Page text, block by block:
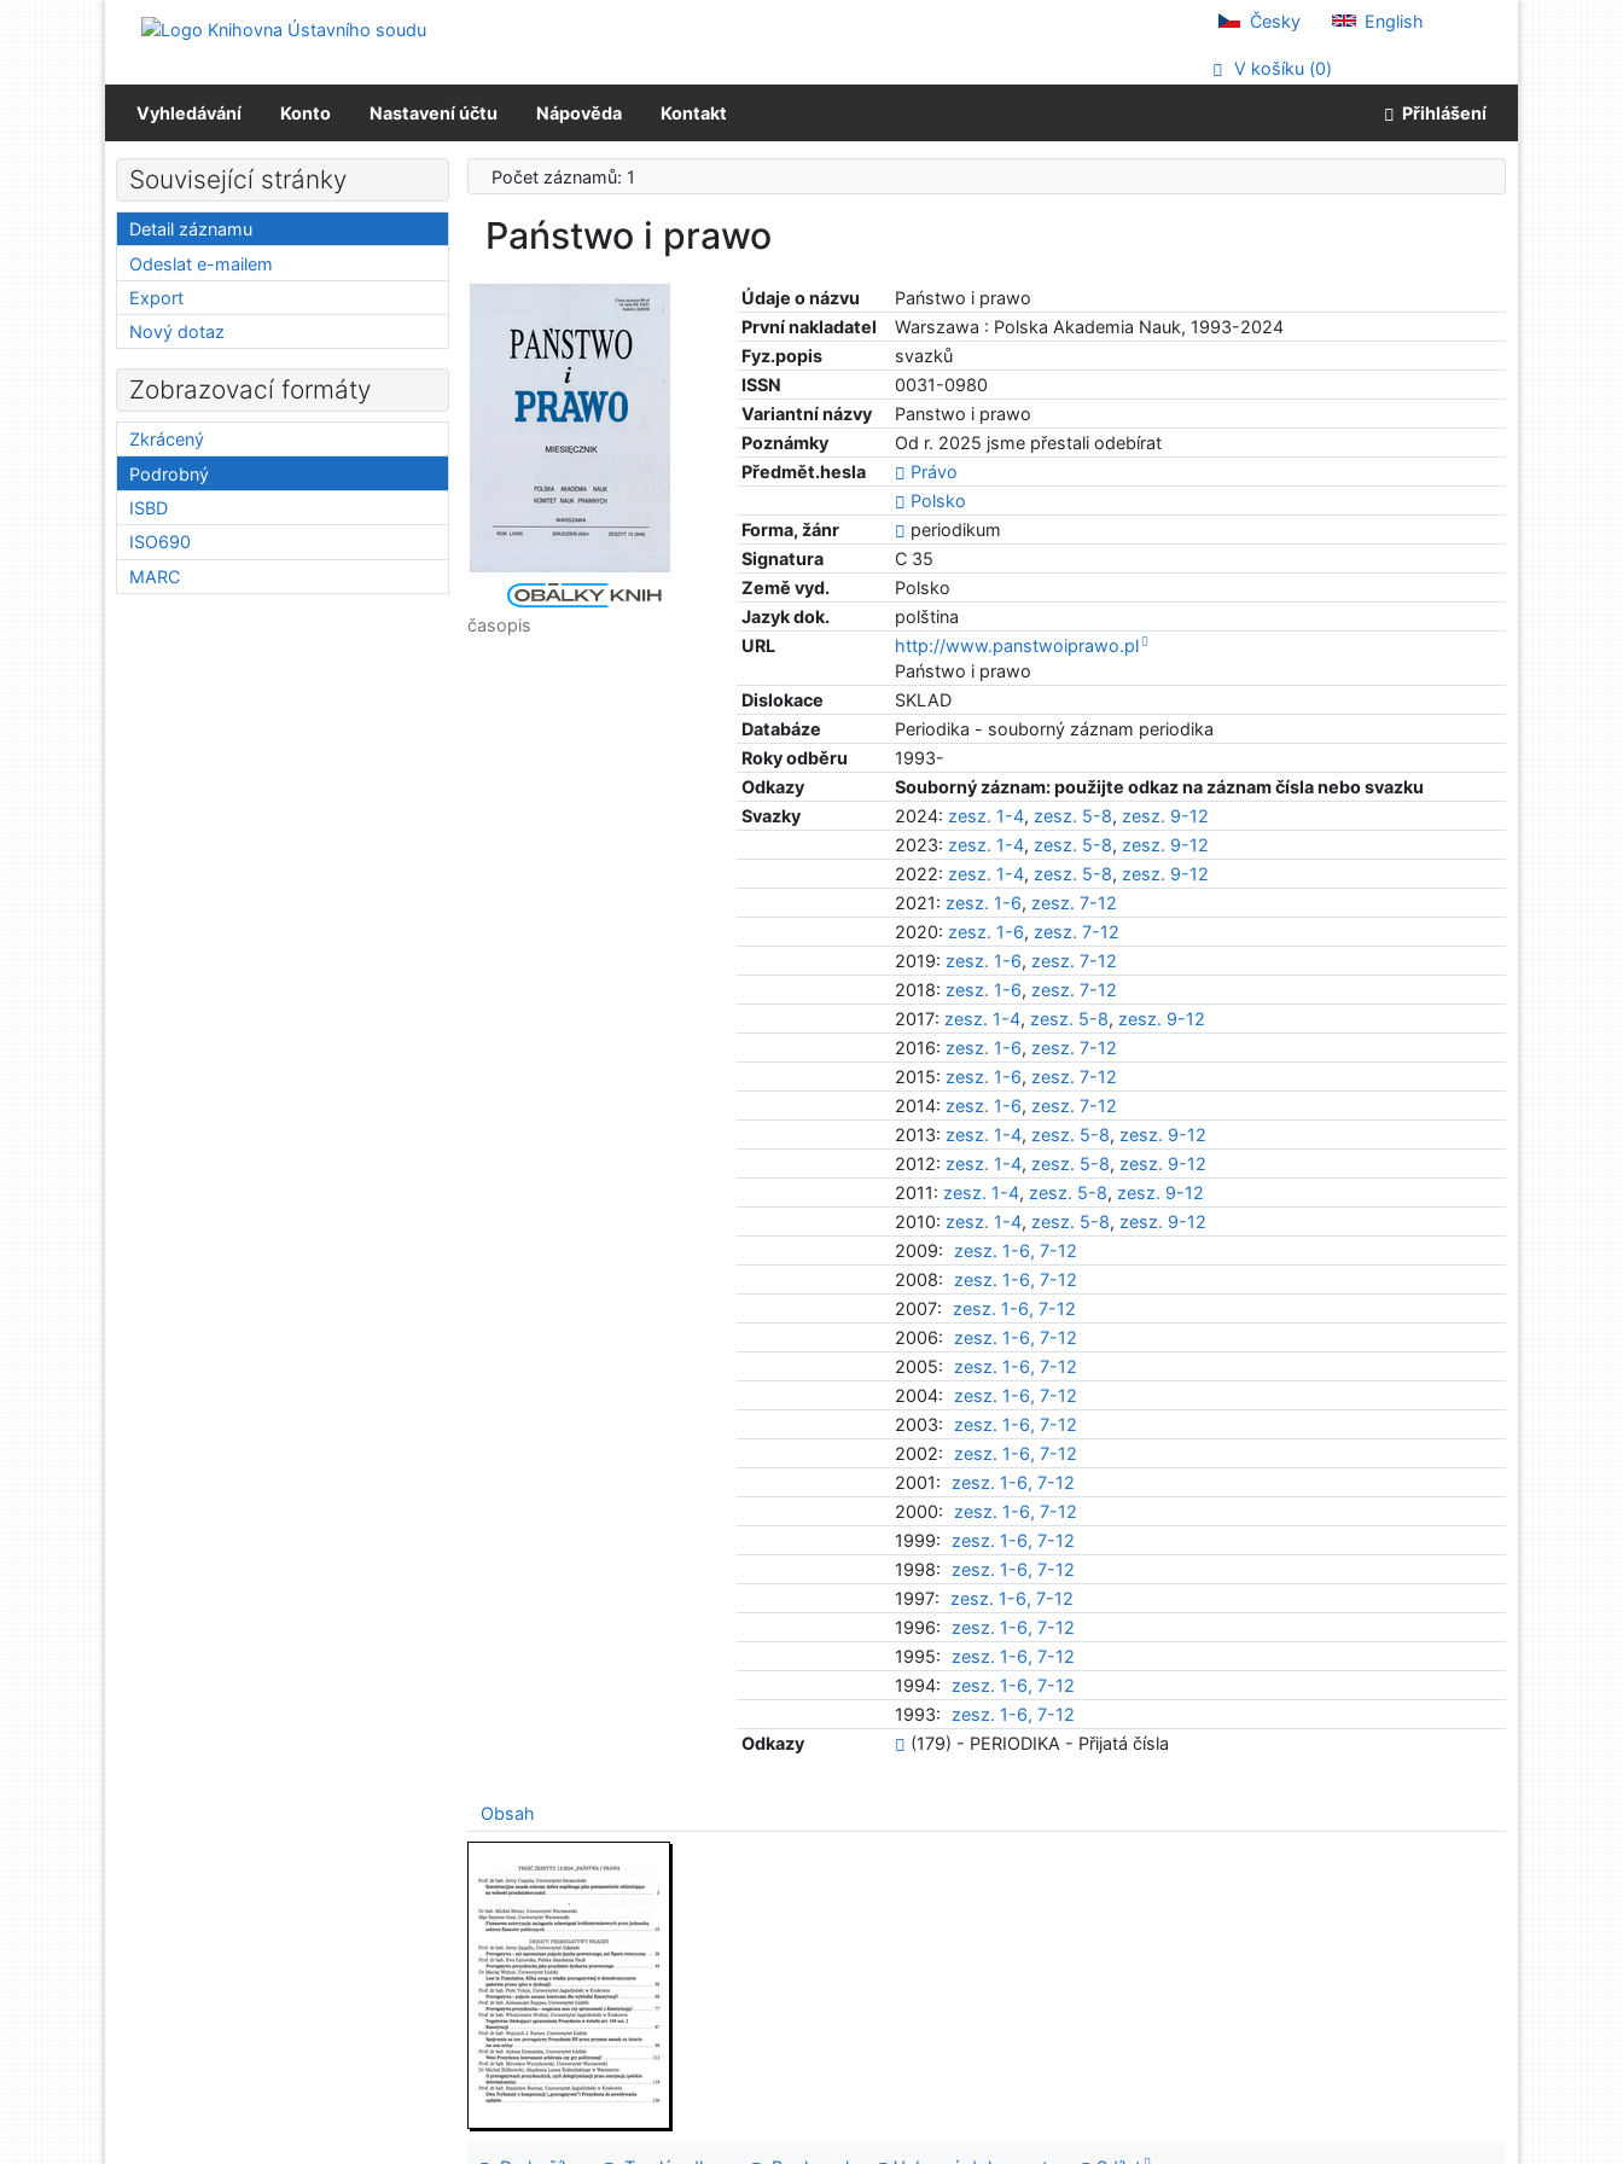
Přejít na menu
Česky English
V košíku (0)
Vyhledávání Konto Nastavení účtu Nápověda Kontakt Přihlášení
Počet záznamů: 1
Państwo i prawo
Údaje o názvu
Państwo i prawo
První nakladatel
Warszawa : Polska Akademia Nauk, 1993-2024
Fyz.popis
svazků
ISSN
0031-0980
Variantní názvy
Panstwo i prawo
Poznámky
Od r. 2025 jsme přestali odebírat
Předmět.hesla
Právo
Polsko
Forma, žánr
periodikum
Signatura
C 35
Země vyd.
Polsko
Jazyk dok.
polština
URL
http://www.panstwoiprawo.pl
Państwo i prawo
Dislokace
SKLAD
Databáze
Periodika - souborný záznam periodika
Roky odběru
1993-
Odkazy
Souborný záznam: použijte odkaz na záznam čísla nebo svazku
Svazky
2024: zesz. 1-4, zesz. 5-8, zesz. 9-12
2023: zesz. 1-4, zesz. 5-8, zesz. 9-12
2022: zesz. 1-4, zesz. 5-8, zesz. 9-12
2021: zesz. 1-6, zesz. 7-12
2020: zesz. 1-6, zesz. 7-12
2019: zesz. 1-6, zesz. 7-12
2018: zesz. 1-6, zesz. 7-12
2017: zesz. 1-4, zesz. 5-8, zesz. 9-12
2016: zesz. 1-6, zesz. 7-12
2015: zesz. 1-6, zesz. 7-12
2014: zesz. 1-6, zesz. 7-12
2013: zesz. 1-4, zesz. 5-8, zesz. 9-12
2012: zesz. 1-4, zesz. 5-8, zesz. 9-12
2011: zesz. 1-4, zesz. 5-8, zesz. 9-12
2010: zesz. 1-4, zesz. 5-8, zesz. 9-12
2009:
zesz. 1-6, 7-12
2008:
zesz. 1-6, 7-12
2007:
zesz. 1-6, 7-12
2006:
zesz. 1-6, 7-12
2005:
zesz. 1-6, 7-12
2004:
zesz. 1-6, 7-12
2003:
zesz. 1-6, 7-12
2002:
zesz. 1-6, 7-12
2001:
zesz. 1-6, 7-12
2000:
zesz. 1-6, 7-12
1999:
zesz. 1-6, 7-12
1998:
zesz. 1-6, 7-12
1997:
zesz. 1-6, 7-12
1996:
zesz. 1-6, 7-12
1995:
zesz. 1-6, 7-12
1994:
zesz. 1-6, 7-12
1993:
zesz. 1-6, 7-12
Odkazy
(179) - PERIODIKA - Přijatá čísla
časopis
Obsah
Související stránky
Detail záznamu
Odeslat e-mailem
Export
Nový dotaz
Zobrazovací formáty
Zkrácený
Podrobný
ISBD
ISO690
MARC